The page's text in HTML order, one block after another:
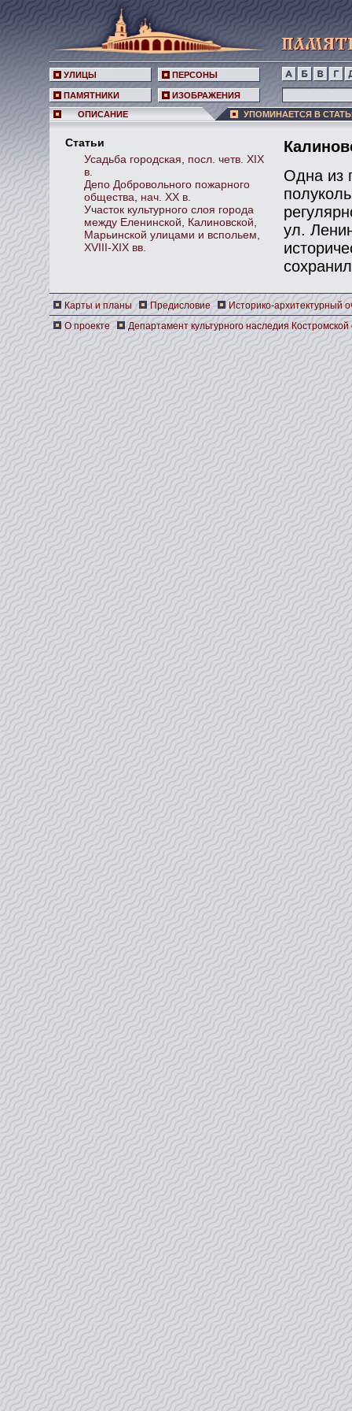
УЛИЦЫ ПЕРСОНЫ
ПАМЯТНИКИ
ИЗОБРАЖЕНИЯ
ОПИСАНИЕ
УПОМИНАЕТСЯ В
Статьи
Усадьба городская, посл. четв. XIX
в.
Депо Добровольного пожарного
общества, нач. ХХ в.
Участок культурного слоя города
между Еленинской, Калиновской,
Марьинской улицами и вспольем,
XVIII-XIX вв.
Одна из
ул.
Карты и планы Предисловие
Историко-архитектурный
О проекте
Департамент культурного наследия Костромской